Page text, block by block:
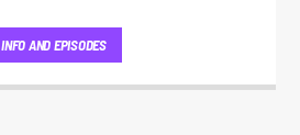
INFO AND EPISODES